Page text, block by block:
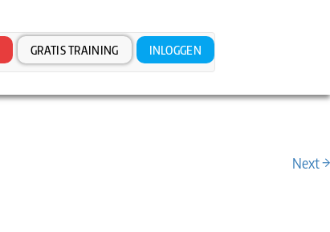
GRATIS TRAINING INLOGGEN
Next →